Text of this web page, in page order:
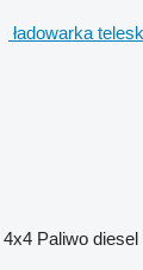
ładowarka
4x4 Paliwo diesel